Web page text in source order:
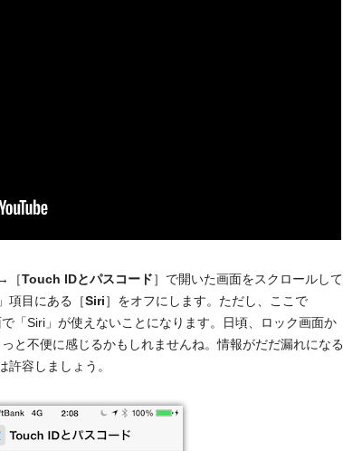
［Touch IDとパスコード］で開いた画面をスクロールして
」項目にある［Siri］をオフにします。ただし、ここで
「Siri」が使えないことになります。日頃、ロック画面か
と不便に感じるかもしれませんね。情報がだだ漏れになる
許容しましょう。